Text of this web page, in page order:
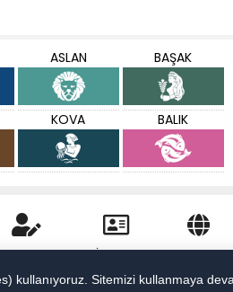
ASLAN BAŞAK
KOVA BALIK
Yazarlar İletişim Künye
Sitemizi kullanmaya